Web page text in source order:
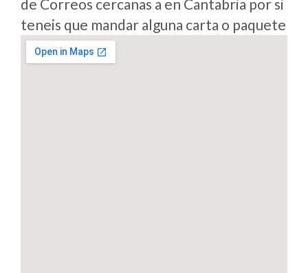
de Correos cercanas a en Cantabria por si
teneis que mandar alguna carta o paquete